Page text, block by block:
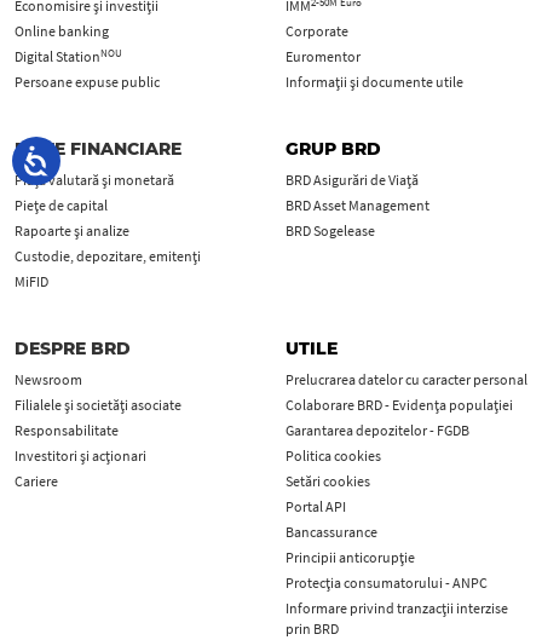
Economisire și investiții
Online banking
Digital StationNOU
Persoane expuse public
IMM
Corporate
Euromentor
Informații și documente utile
PIEȚE FINANCIARE
Piața valutară și monetară
Piețe de capital
Rapoarte și analize
Custodie, depozitare, emitenți
MiFID
GRUP BRD
BRD Asigurări de Viață
BRD Asset Management
BRD Sogelease
DESPRE BRD
Newsroom
Filialele și societăți asociate
Responsabilitate
Investitori și acționari
Cariere
UTILE
Prelucrarea datelor cu caracter personal
Colaborare BRD - Evidența populației
Garantarea depozitelor - FGDB
Politica cookies
Setări cookies
Portal API
Bancassurance
Principii anticorupţie
Protecţia consumatorului - ANPC
Informare privind tranzacții interzise
prin BRD